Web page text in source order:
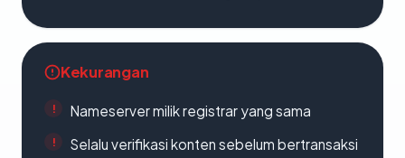
Kekurangan
Nameserver milik registrar yang sama
Selalu verifikasi konten sebelum bertransaksi